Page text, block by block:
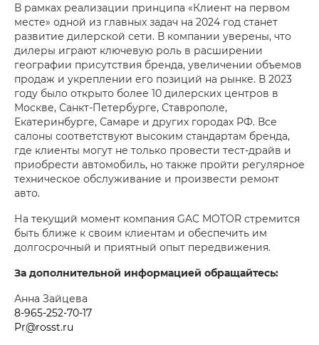
В рамках реализации принципа «Клиент на первом
месте» одной из главных задач на 2024 год станет
развитие дилерской сети. В компании уверены, что
дилеры играют ключевую роль в расширении
географии присутствия бренда, увеличении объемов
продаж и укреплении его позиций на рынке. В 2023
году было открыто более 10 дилерских центров в
Москве, Санкт-Петербурге, Ставрополе,
Екатеринбурге, Самаре и других городах РФ. Все
салоны соответствуют высоким стандартам бренда,
где клиенты могут не только провести тест-драйв и
приобрести автомобиль, но также пройти регулярное
техническое обслуживание и произвести ремонт
авто.
На текущий момент компания GAC MOTOR стремится
быть ближе к своим клиентам и обеспечить им
долгосрочный и приятный опыт передвижения.
За дополнительной информацией обращайтесь:
Анна Зайцева
8-965-252-70-17
Pr@rosst.ru